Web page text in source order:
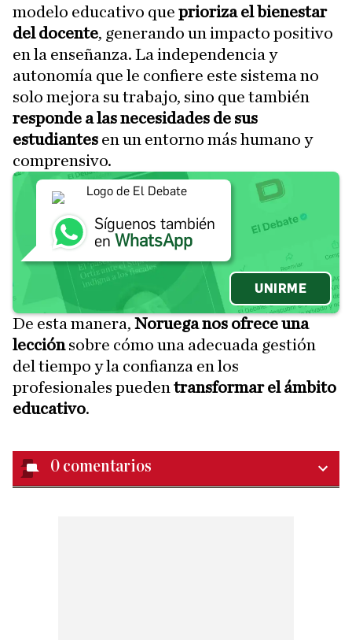
modelo educativo que prioriza el bienestar
del docente, generando un impacto positivo
en la enseñanza. La independencia y
autonomía que le confiere este sistema no
solo mejora su trabajo, sino que también
responde a las necesidades de sus
estudiantes en un entorno más humano y
comprensivo.
Síguenos también
en WhatsApp
UNIRME
De esta manera, Noruega nos ofrece una
lecciónsobre cómo una adecuada gestión
del tiempo y la confianza en los
profesionales pueden transformar el ámbito
educativo.
0 comentarios